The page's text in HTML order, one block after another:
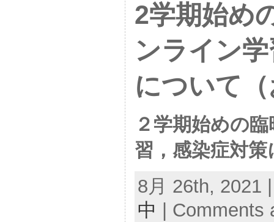
2学期始め
ンライン
について
２学期始めの
習，感染症対
8月 26th, 2021
中
Comments